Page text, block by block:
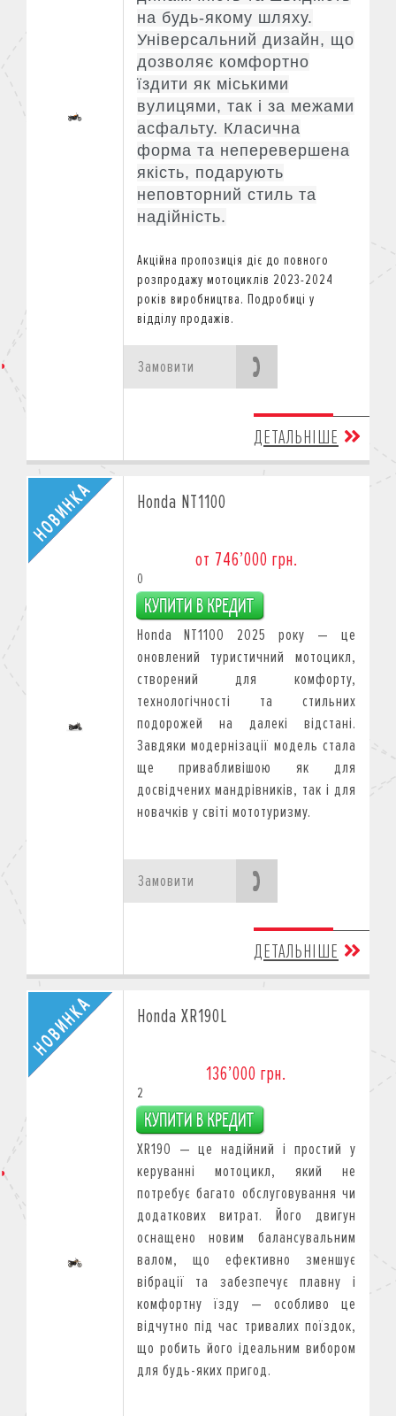
на будь-якому шляху.
Універсальний дизайн, що
дозволяє комфортно
їздити як міськими
вулицями, так і за межами
асфальту. Класична
форма та неперевершена
якість, подарують
неповторний стиль та
надійність.
Акційна пропозиція діє до повного
розпродажу мотоциклів 2023-2024
років виробництва. Подробиці у
відділу продажів.
Замовити
ДЕТАЛЬНІШЕ
Honda NT1100
от 746’000 грн.
0
Honda NT1100 2025 року — це
оновлений туристичний мотоцикл,
створений для комфорту,
технологічності та стильних
подорожей на далекі відстані.
Завдяки модернізації модель стала
ще привабливішою як для
досвідчених мандрівників, так і для
новачків у світі мототуризму.
Замовити
ДЕТАЛЬНІШЕ
Honda XR190L
136’000 грн.
2
XR190 — це надійний і простий у
керуванні мотоцикл, який не
потребує багато обслуговування чи
додаткових витрат. Його двигун
оснащено новим балансувальним
валом, що ефективно зменшує
вібрації та забезпечує плавну і
комфортну їзду — особливо це
відчутно під час тривалих поїздок,
що робить його ідеальним вибором
для будь-яких пригод.